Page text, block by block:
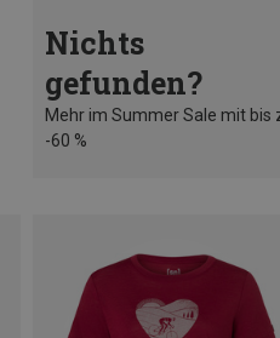
Nichts
gefunden?
Mehr im Summer Sale mit bis
-60 %